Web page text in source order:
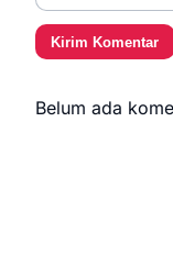
Kirim Komentar
Belum ada